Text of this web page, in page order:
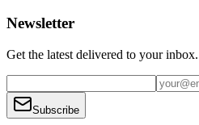
Newsletter
Get the latest delivered to your inbox.
Subscribe